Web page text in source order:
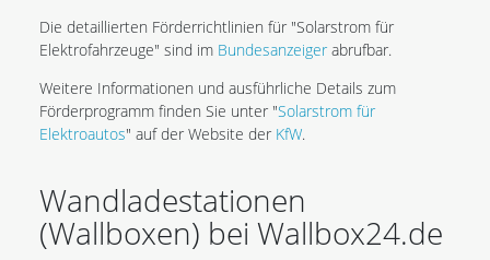
Die detaillierten Förderrichtlinien für "Solarstrom für
Elektrofahrzeuge" sind im Bundesanzeiger abrufbar.
Weitere Informationen und ausführliche Details zum
Förderprogramm finden Sie unter "Solarstrom für
Elektroautos" auf der Website der KfW.
Wandladestationen
(Wallboxen) bei Wallbox24.de